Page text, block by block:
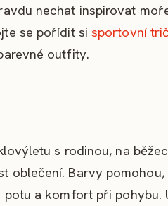
nechat inspirovat
se pořídit sisportovní
outfity.
s rodinou, na
oblečení. Barvy
a komfort při